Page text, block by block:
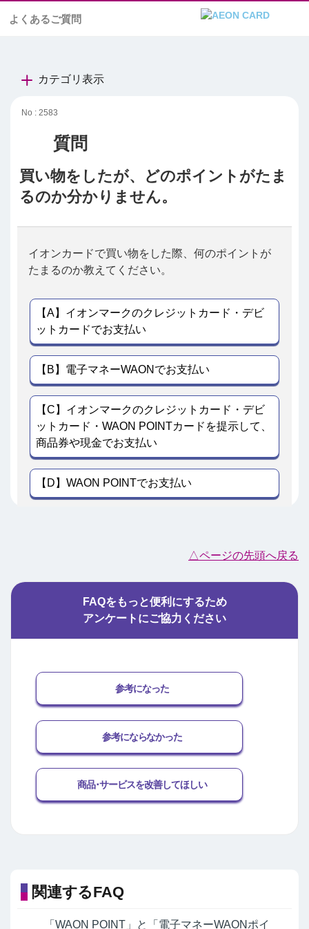
よくあるご質問
カテゴリ表示
No : 2583
買い物をしたが、どのポイントがたま
るのか分かりません。
イオンカードで買い物をした際、何のポイントが
たまるのか教えてください。
【A】イオンマークのクレジットカード・デビ
ットカードでお支払い
【B】電子マネーWAONでお支払い
【C】イオンマークのクレジットカード・デビ
ットカード・WAON POINTカードを提示して、
商品券や現金でお支払い
【D】WAON POINTでお支払い
△ページの先頭へ戻る
FAQをもっと便利にするため
アンケートにご協力ください
参考になった
参考にならなかった
商品･サービスを改善してほしい
関連するFAQ
「WAON POINT」と「電子マネーWAONポイ